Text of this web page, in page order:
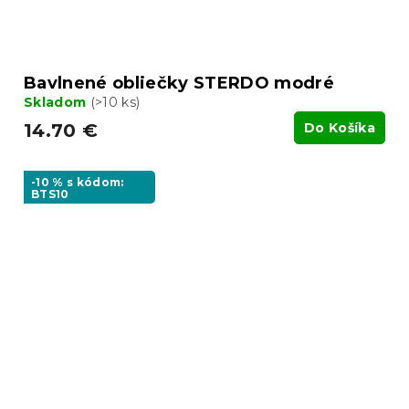
Bavlnené obliečky STERDO modré
Skladom (>10 ks)
14.70 € Do Košíka
-10 % s kódom:
BTS10